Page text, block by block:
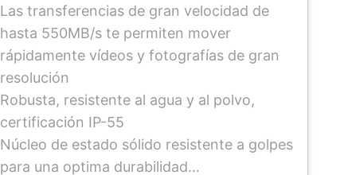
Las transferencias de gran velocidad de
hasta 550MB/s te permiten mover
rápidamente vídeos y fotografías de gran
resolución
Robusta, resistente al agua y al polvo,
certificación IP-55
Núcleo de estado sólido resistente a golpes
para una optima durabilidad